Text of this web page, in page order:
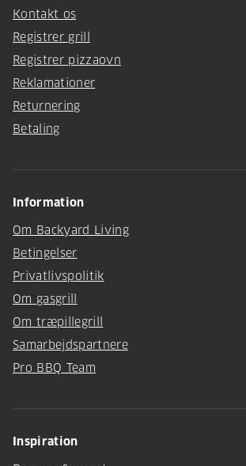
Kontakt os
Registrer grill
Registrer pizzaovn
Reklamationer
Returnering
Betaling
Information
Om Backyard Living
Betingelser
Privatlivspolitik
Om gasgrill
Om træpillegrill
Samarbejdspartnere
Pro BBQ Team
Inspiration